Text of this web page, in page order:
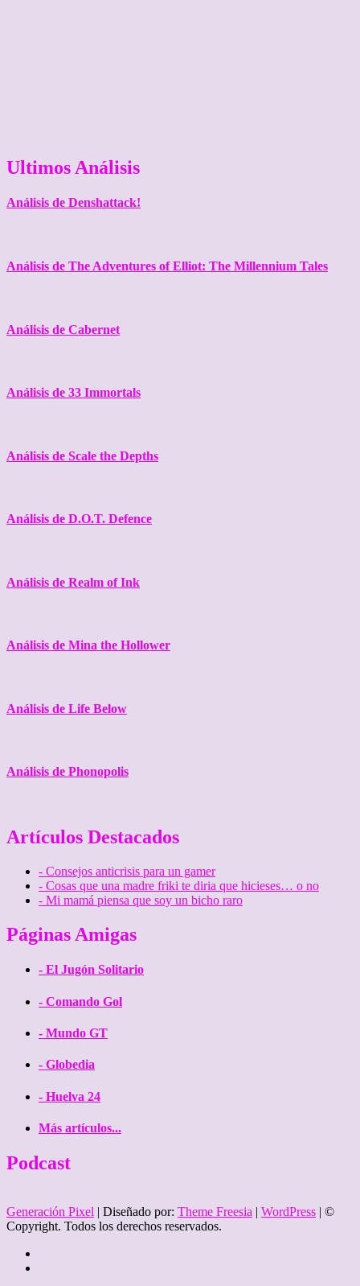
Ultimos Análisis
Análisis de Denshattack!
Análisis de The Adventures of Elliot: The Millennium Tales
Análisis de Cabernet
Análisis de 33 Immortals
Análisis de Scale the Depths
Análisis de D.O.T. Defence
Análisis de Realm of Ink
Análisis de Mina the Hollower
Análisis de Life Below
Análisis de Phonopolis
Artículos Destacados
- Consejos anticrisis para un gamer
- Cosas que una madre friki te diria que hicieses… o no
- Mi mamá piensa que soy un bicho raro
Páginas Amigas
- El Jugón Solitario
- Comando Gol
- Mundo GT
- Globedia
- Huelva 24
Más artículos...
Podcast
Generación Pixel | Diseñado por: Theme Freesia | WordPress | ©
Copyright. Todos los derechos reservados.